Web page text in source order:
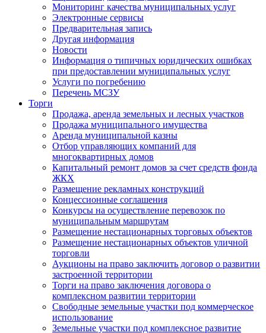
Мониторинг качества муниципальных услуг
Электронные сервисы
Предварительная запись
Другая информация
Новости
Информация о типичных юридических ошибках
при предоставлении муниципальных услуг
Услуги по погребению
Перечень МСЗУ
Торги
Продажа, аренда земельных и лесных участков
Продажа муниципального имущества
Аренда муниципальной казны
Отбор управляющих компаний для
многоквартирных домов
Капитальный ремонт домов за счет средств фонда
ЖКХ
Размещение рекламных конструкций
Концессионные соглашения
Конкурсы на осуществление перевозок по
муниципальным маршрутам
Размещение нестационарных торговых объектов
Размещение нестационарных объектов уличной
торговли
Аукционы на право заключить договор о развитии
застроенной территории
Торги на право заключения договора о
комплексном развитии территории
Свободные земельные участки под коммерческое
использование
Земельные участки под комплексное развитие